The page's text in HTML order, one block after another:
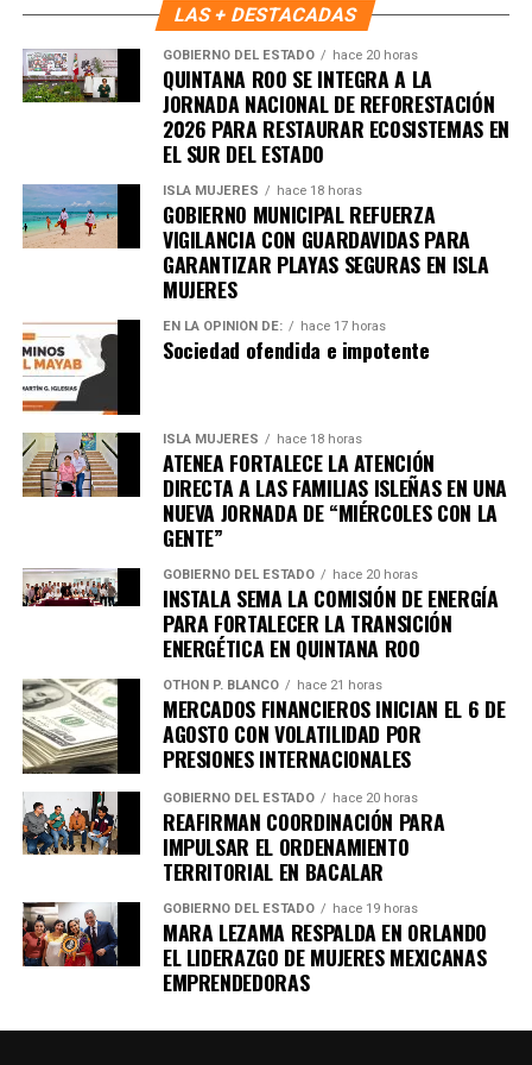
Recibe las noticias al instante
Únete al canal oficial de WhatsApp de
Quinto Poder
importantes de Quintana Roo directamente
en tu teléfono.
Unirme al canal de WhatsApp
LAS + DESTACADAS
GOBIERNO DEL ESTADO hace 20 horas
QUINTANA ROO SE INTEGRA A LA
JORNADA NACIONAL DE REFORESTACIÓN
2026 PARA RESTAURAR ECOSISTEMAS EN
EL SUR DEL ESTADO
ISLA MUJERES hace 18 horas
GOBIERNO MUNICIPAL REFUERZA
VIGILANCIA CON GUARDAVIDAS PARA
GARANTIZAR PLAYAS SEGURAS EN ISLA
MUJERES
EN LA OPINIÓN DE: hace 17 horas
Sociedad ofendida e impotente
ISLA MUJERES hace 18 horas
ATENEA FORTALECE LA ATENCIÓN
DIRECTA A LAS FAMILIAS ISLEÑAS EN UNA
NUEVA JORNADA DE “MIÉRCOLES CON LA
GENTE”
GOBIERNO DEL ESTADO hace 20 horas
INSTALA SEMA LA COMISIÓN DE ENERGÍA
PARA FORTALECER LA TRANSICIÓN
ENERGÉTICA EN QUINTANA ROO
OTHON P. BLANCO hace 21 horas
MERCADOS FINANCIEROS INICIAN EL 6 DE
AGOSTO CON VOLATILIDAD POR
PRESIONES INTERNACIONALES
GOBIERNO DEL ESTADO hace 20 horas
REAFIRMAN COORDINACIÓN PARA
IMPULSAR EL ORDENAMIENTO
TERRITORIAL EN BACALAR
GOBIERNO DEL ESTADO hace 19 horas
MARA LEZAMA RESPALDA EN ORLANDO
EL LIDERAZGO DE MUJERES MEXICANAS
EMPRENDEDORAS